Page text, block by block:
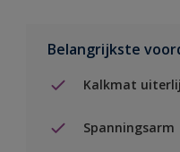
Belangrijkste
Kalkmat
Spanningsarm